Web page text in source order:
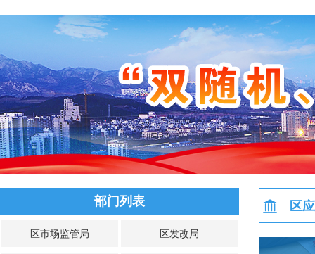
部门列表
区市场监管局 区发改局
区